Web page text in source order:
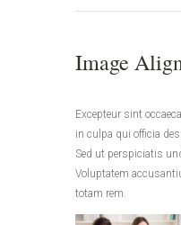
Image
Excepteur sint
in culpa qui officia
Sed ut perspiciatis
Voluptatem
totam rem.